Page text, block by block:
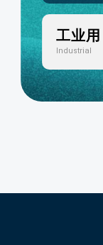
工业用
Industrial